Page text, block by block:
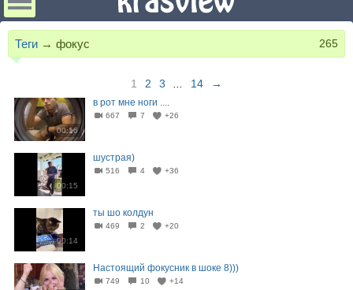
Теги → фокус 265
1 2 3 14 →
00:16
в рот мне ноги ....
667 7 +26
00:15
шустрая)
516 4 +36
00:14
ты шо колдун
469 2 +20
Настоящий фокусник в шоке 8)))
749 10 +14